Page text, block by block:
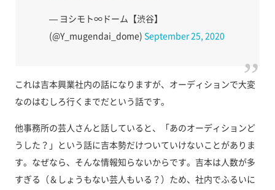
— ヨシモト∞ドーム【渋谷】
(@Y_mugendai_dome) September 25, 2020
これは吉本興業社内の話になりますが、オーディションで大変
なのはむしろ行くまでだという話です。
他事務所の芸人さんと話していると、「あのオーディションど
うした？」という話に吉本勢だけついていけないことがありま
す。なぜなら、そんな情報知らないからです。吉本は人数が多
すぎる（＆しょうもない芸人もいる？）ため、社内でふるいに